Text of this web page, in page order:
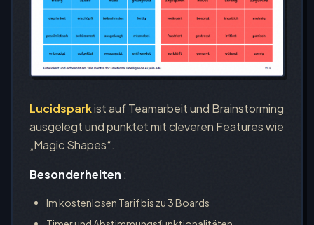
Lucidsparkist auf Teamarbeit und Brainstorming
ausgelegt und punktet mit cleveren Features wie
„Magic Shapes“.
Besonderheiten :
Im kostenlosen Tarif bis zu 3 Boards